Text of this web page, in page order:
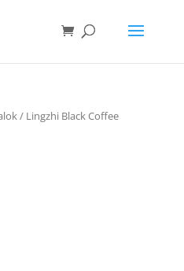
/ Lingzhi Black Coffee